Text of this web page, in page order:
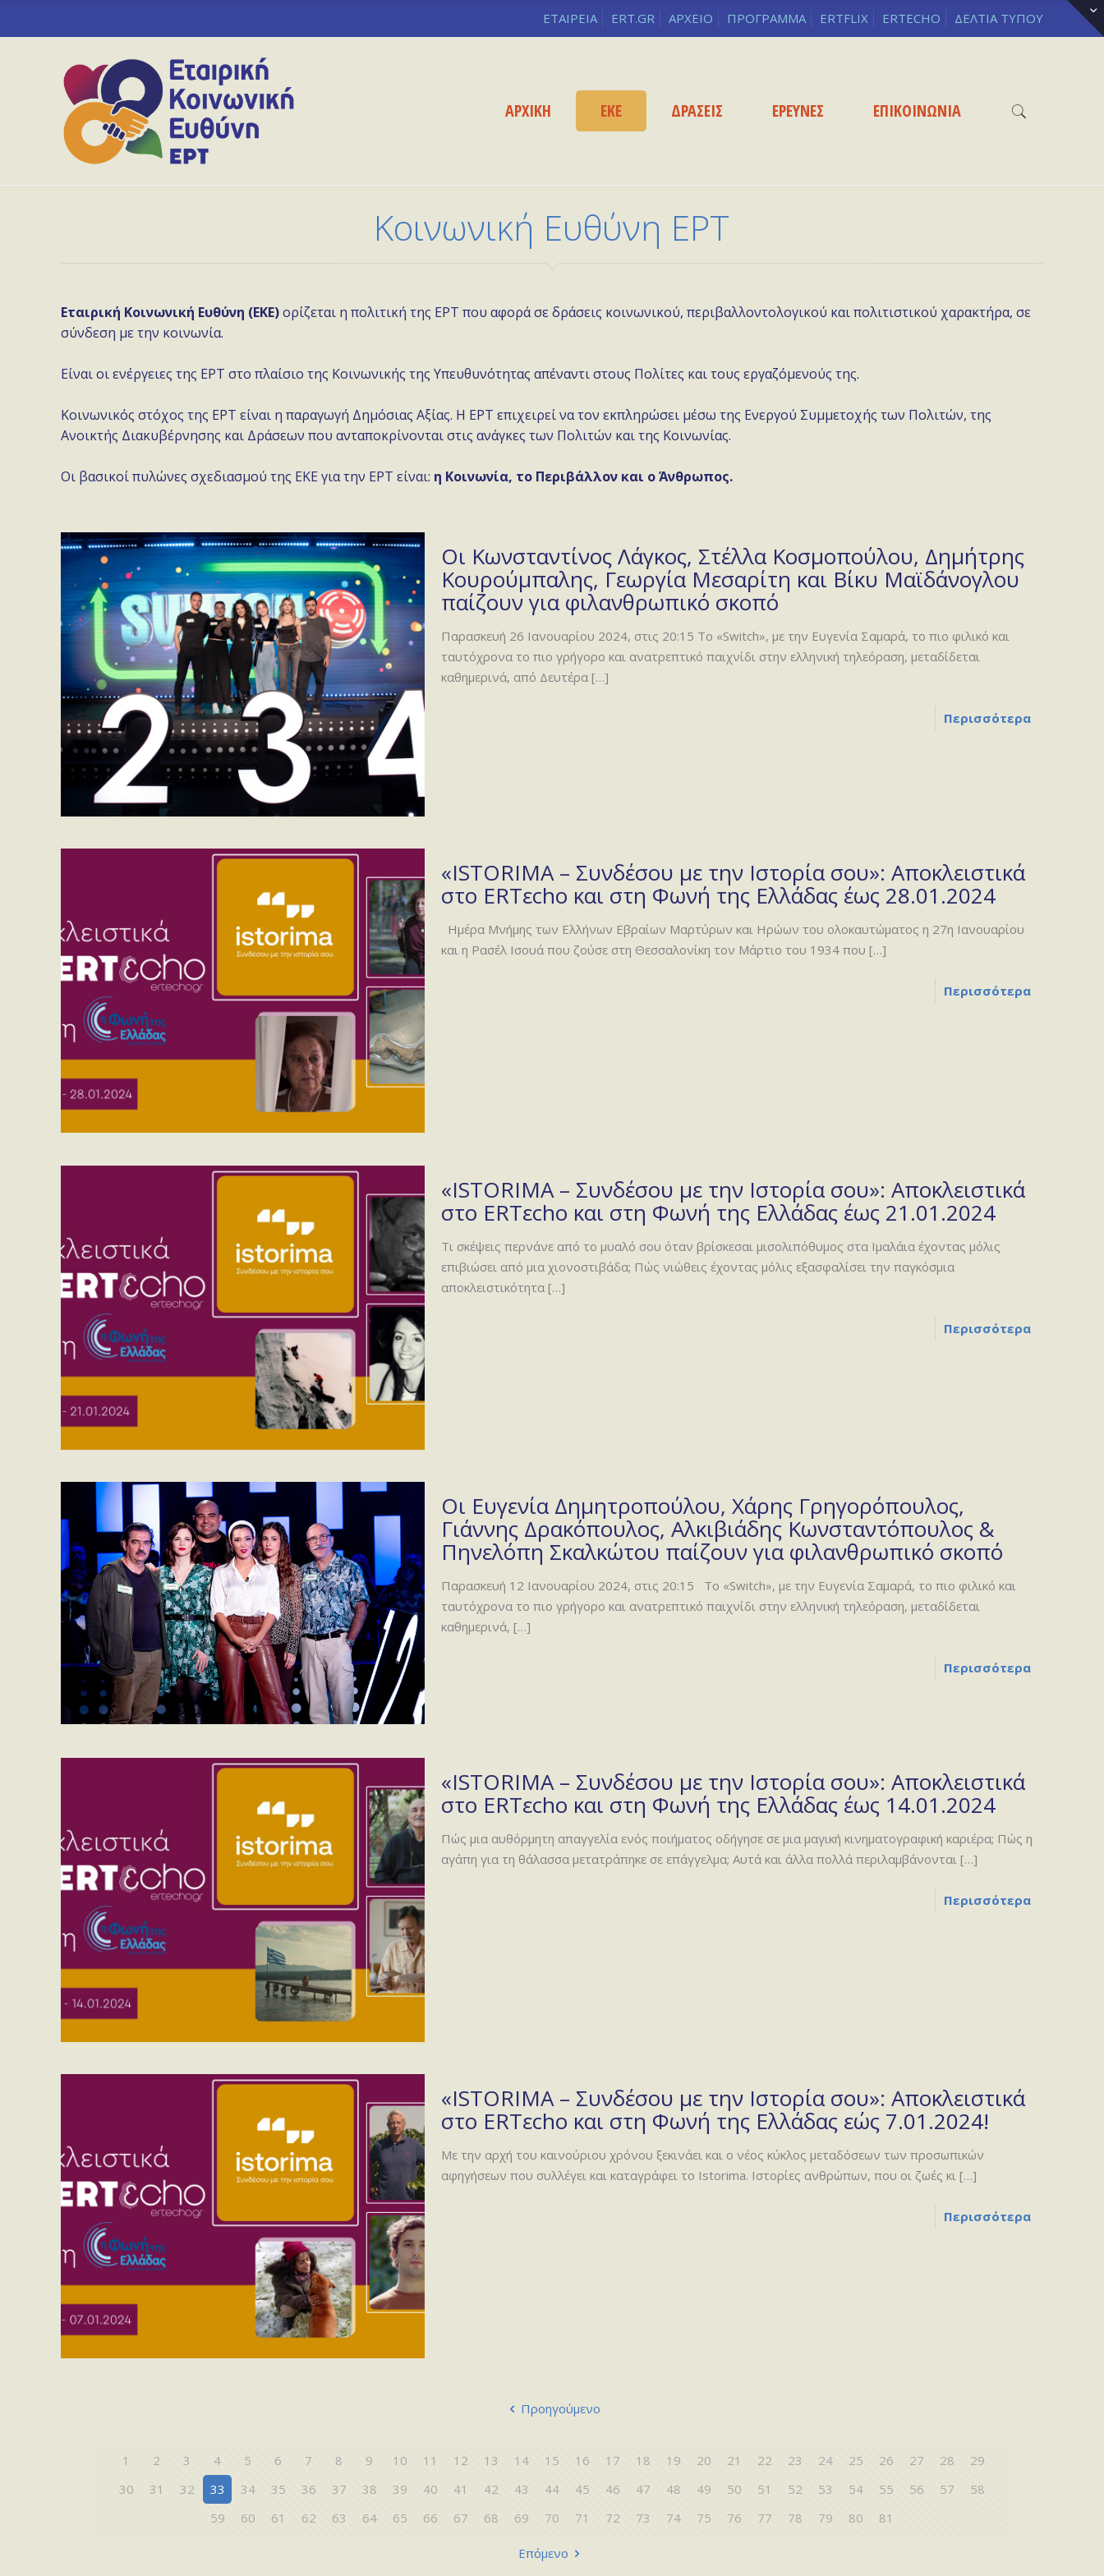
ΕΤΑΙΡΕΙΑ ERT.GR ΑΡΧΕΙΟ ΠΡΟΓΡΑΜΜΑ ERTFLIX ERTECHO ΔΕΛΤΙΑ ΤΥΠΟΥ
ΑΡΧΙΚΗ ΕΚΕ ΔΡΑΣΕΙΣ ΕΡΕΥΝΕΣ ΕΠΙΚΟΙΝΩΝΙΑ
Κοινωνική Ευθύνη ΕΡΤ
Εταιρική Κοινωνική Ευθύνη (ΕΚΕ)ορίζεται η πολιτική της ΕΡΤ που αφορά σε δράσεις κοινωνικού, περιβαλλοντολογικού και πολιτιστικού χαρακτήρα, σε
σύνδεση με την κοινωνία.
Είναι οι ενέργειες της ΕΡΤ στο πλαίσιο της Κοινωνικής της Υπευθυνότητας απέναντι στους Πολίτες και τους εργαζόμενούς της.
Κοινωνικός στόχος της ΕΡΤ είναι η παραγωγή Δημόσιας Αξίας. Η ΕΡΤ επιχειρεί να τον εκπληρώσει μέσω της Ενεργού Συμμετοχής των Πολιτών, της
Ανοικτής Διακυβέρνησης και Δράσεων που ανταποκρίνονται στις ανάγκες των Πολιτών και της Κοινωνίας.
Οι βασικοί πυλώνες σχεδιασμού της ΕΚΕ για την ΕΡΤ είναι: η Κοινωνία, το Περιβάλλον και ο Άνθρωπος.
Οι Κωνσταντίνος Λάγκος, Στέλλα Κοσμοπούλου, Δημήτρης
Κουρούμπαλης, Γεωργία Μεσαρίτη και Βίκυ Μαϊδάνογλου
παίζουν για φιλανθρωπικό σκοπό
Παρασκευή 26 Ιανουαρίου 2024, στις 20:15 Το «Switch», με την Ευγενία Σαμαρά, το πιο φιλικό και
ταυτόχρονα το πιο γρήγορο και ανατρεπτικό παιχνίδι στην ελληνική τηλεόραση, μεταδίδεται
καθημερινά, από Δευτέρα[…]
Περισσότερα
«ISTORIMA – Συνδέσου με την Ιστορία σου»: Αποκλειστικά
στο ERTεcho και στη Φωνή της Ελλάδας έως 28.01.2024
Ημέρα Μνήμης των Ελλήνων Εβραίων Μαρτύρων και Ηρώων του ολοκαυτώματος η 27η Ιανουαρίου
και η Ρασέλ Ισουά που ζούσε στη Θεσσαλονίκη τον Μάρτιο του 1934 που […]
Περισσότερα
«ISTORIMA – Συνδέσου με την Ιστορία σου»: Αποκλειστικά
στο ERTεcho και στη Φωνή της Ελλάδας έως 21.01.2024
Τι σκέψεις περνάνε από το μυαλό σου όταν βρίσκεσαι μισολιπόθυμος στα Ιμαλάια έχοντας μόλις
επιβιώσει από μια χιονοστιβάδα; Πώς νιώθεις έχοντας μόλις εξασφαλίσει την παγκόσμια
αποκλειστικότητα[…]
Περισσότερα
Οι Ευγενία Δημητροπούλου, Χάρης Γρηγορόπουλος,
Γιάννης Δρακόπουλος, Αλκιβιάδης Κωνσταντόπουλος &
Πηνελόπη Σκαλκώτου παίζουν για φιλανθρωπικό σκοπό
Παρασκευή 12 Ιανουαρίου 2024, στις 20:15 Το «Switch», με την Ευγενία Σαμαρά, το πιο φιλικό και
ταυτόχρονα το πιο γρήγορο και ανατρεπτικό παιχνίδι στην ελληνική τηλεόραση, μεταδίδεται
καθημερινά, […]
Περισσότερα
«ISTORIMA – Συνδέσου με την Ιστορία σου»: Αποκλειστικά
στο ERTεcho και στη Φωνή της Ελλάδας έως 14.01.2024
Πώς μια αυθόρμητη απαγγελία ενός ποιήματος οδήγησε σε μια μαγική κινηματογραφική καριέρα; Πώς η
αγάπη για τη θάλασσα μετατράπηκε σε επάγγελμα; Αυτά και άλλα πολλά περιλαμβάνονται[…]
Περισσότερα
«ISTORIMA – Συνδέσου με την Ιστορία σου»: Αποκλειστικά
στο ERTεcho και στη Φωνή της Ελλάδας εώς 7.01.2024!
Με την αρχή του καινούριου χρόνου ξεκινάει και ο νέος κύκλος μεταδόσεων των προσωπικών
αφηγήσεων που συλλέγει και καταγράφει το Istorima. Ιστορίες ανθρώπων, που οι ζωές κι[…]
Περισσότερα
Προηγούμενο
1 2 3 4 5 6 7 8 9 10 11 12 13 14 15 16 17 18 19 20 21 22 23 24 25 26 27 28
29
30
31 32 33 34 35 36 37 38 39 40 41 42 43 44 45 46 47 48 49 50 51 52 53 54 55 56 57
58
59
60 61 62 63 64 65 66 67 68 69 70 71 72 73 74 75 76 77 78 79 80 81
Επόμενο